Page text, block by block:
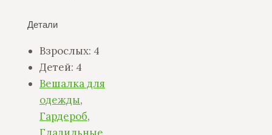
Детали
Взрослых: 4
Детей: 4
Вешалка для
одежды,
Гардероб,